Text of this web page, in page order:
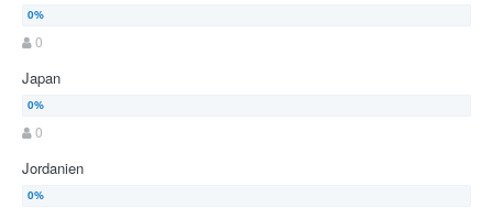
0
Japan
0
Jordanien